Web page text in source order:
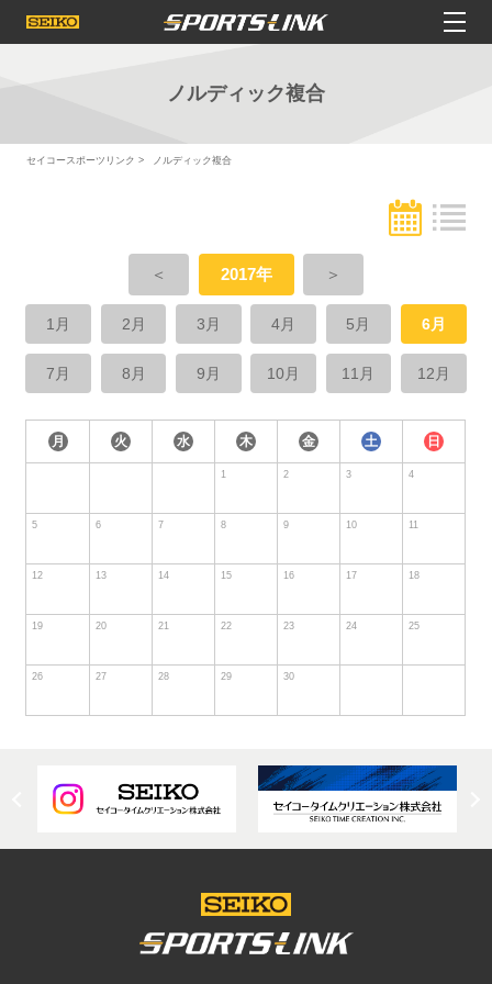
ノルディック複合
セイコースポーツリンク ノルディック複合
＜ 2017年 ＞
1月 2月 3月 4月 5月 6月
7月 8月 9月 10月 11月 12月
月 火 水 木 金 土 日
1 2 3 4
5 6 7 8 9 10 11
12 13 14 15 16 17 18
19 20 21 22 23 24 25
26 27 28 29 30